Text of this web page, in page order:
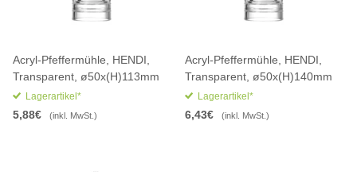
Acryl-Pfeffermühle, HENDI,
Transparent, ø50x(H)113mm
Lagerartikel*
5,88€ (inkl. MwSt.)
Acryl-Pfeffermühle, HENDI,
Transparent, ø50x(H)140mm
Lagerartikel*
6,43€ (inkl. MwSt.)